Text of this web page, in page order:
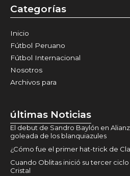
Categorías
Inicio
Fútbol Peruano
Fútbol Internacional
Nosotros
Archivos para
últimas Noticias
El debut de Sandro Baylón en
goleada de los blanquiazules
¿Cómo fue el primer hat-trick de
Cuando Oblitas inició su tercer
Cristal